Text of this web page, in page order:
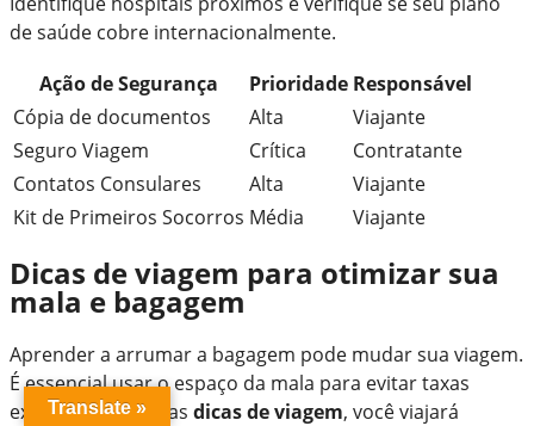
de saúde cobre internacionalmente.
Ação de Segurança
Prioridade Responsável
Cópia de documentos
Alta
Viajante
Seguro Viagem
Crítica
Contratante
Contatos Consulares
Alta
Viajante
Kit de Primeiros Socorros Média Viajante
Dicas de viagem para otimizar sua
mala e bagagem
Aprender a arrumar a bagagem pode mudar sua viagem.
É essencial usar o espaço da mala para evitar taxas
extra. Com algumas dicas de viagem, você viajará
Translate »